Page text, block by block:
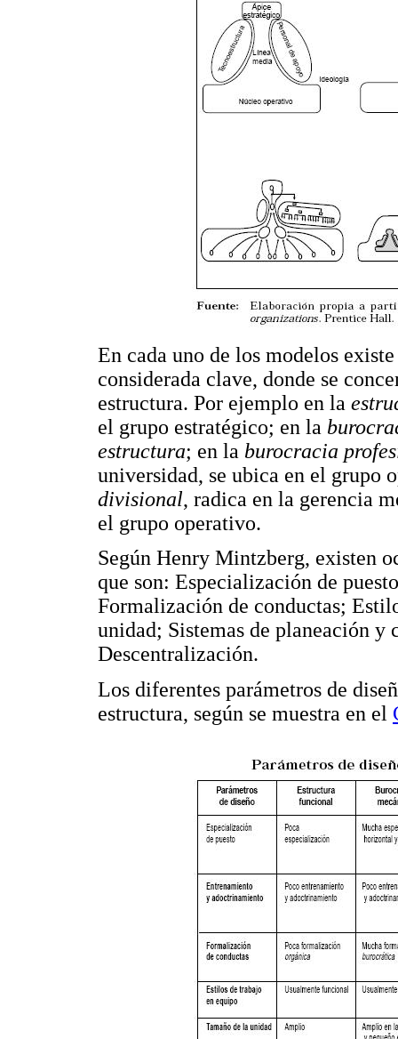
En cada uno de los modelos
considerada clave, donde se
estructura. Por ejemplo en la
el grupo estratégico; en la
estructura; en la burocracia
universidad, se ubica en el grupo
divisional, radica en la gerencia
el grupo operativo.
Según Henry Mintzberg, existen
que son: Especialización de
Formalización de conductas;
unidad; Sistemas de planeación
Descentralización.
Los diferentes parámetros de
estructura, según se muestra en el